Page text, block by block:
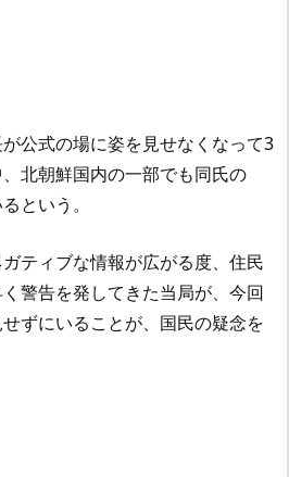
公式の場に姿を見せなくなって3
北朝鮮国内の一部でも同氏の
という。
ティブな情報が広がる度、住民
警告を発してきた当局が、今回
ずにいることが、国民の疑念を